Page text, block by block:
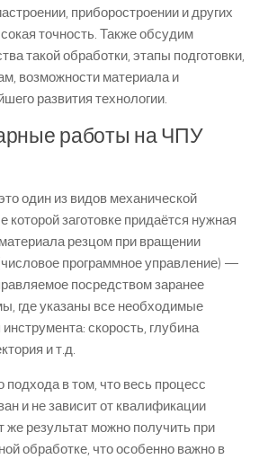
приборостроении и других
точность. Также обсудим
такой обработки, этапы подготовки,
возможности материала и
развития технологии.
работы на ЧПУ
один из видов механической
которой заготовке придаётся нужная
резцом при вращении
программное управление) —
посредством заранее
где указаны все необходимые
скорость, глубина
и т.д.
подхода в том, что весь процесс
и не зависит от квалификации
же результат можно получить при
обработке, что особенно важно в